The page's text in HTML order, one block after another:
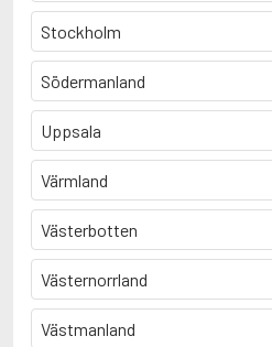
Stockholm
Södermanland
Uppsala
Värmland
Västerbotten
Västernorrland
Västmanland